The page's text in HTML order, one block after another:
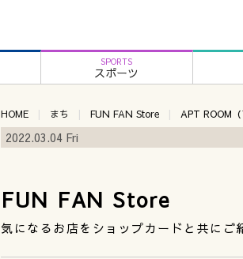
SPORTS
スポーツ
HOME まち FUN FAN Store APT ROOM
2022.03.04 Fri
FUN FAN Store
気になるお店をショップカードと共に